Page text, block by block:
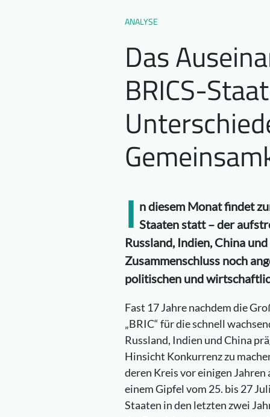
ANALYSE
Das
BRICS-
I n diesem Monat findet
Staaten statt – der
Russland, Indien, China
Zusammenschluss noch
politischen und
Fast 17 Jahre nachdem die
„BRIC“ für die schnell
Russland, Indien und China
Hinsicht Konkurrenz zu
deren Kreis vor einigen
einem Gipfel vom 25. bis 27
Staaten in den letzten zwei